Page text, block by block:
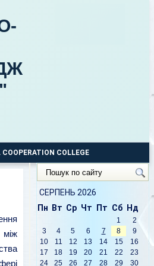
COLLEGE
між
Пошук
по
сайту
СЕРПЕНЬ 2026
Пн
Вт Ср Чт Пт Сб Нд
1
2
3
4 5 6 7 8
9
10
11 12 13 14 15
16
17
18 19 20 21 22
23
24
25 26 27 28 29 30